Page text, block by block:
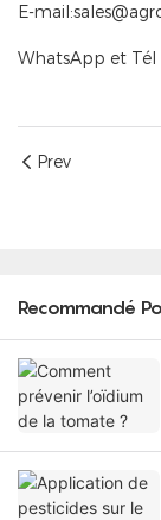
E-
WhatsApp et Tél
Prev
Recommandé